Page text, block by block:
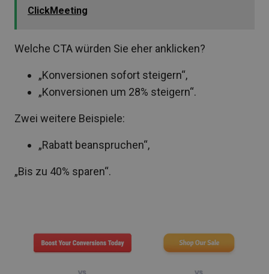
ClickMeeting
Welche CTA würden Sie eher anklicken?
„Konversionen sofort steigern“,
„Konversionen um 28% steigern“.
Zwei weitere Beispiele:
„Rabatt beanspruchen“,
„Bis zu 40% sparen“.